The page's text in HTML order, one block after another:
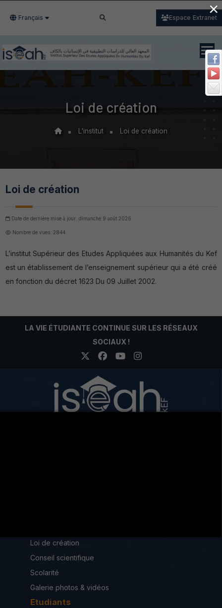
Français Espace Extranet
Loi de création
L'institut Loi de création
Loi de création
Date de dernière mise à jour: dimanche 9 août 2026
Nombre de vues: 2844
L’institut Supérieur des Etudes Appliquées aux Humanités du Kef
est un établissement de l’enseignement supérieur qui a été créé
en fonction du décret 1623 Du 09 Juillet 2002.
LA VIE ÉTUDIANTE CONTINUE SUR LES RÉSEAUX
SOCIAUX !
Loi de création
Conseil scientifique
Scolarité
Galerie photos & vidéos
Etudiants
×